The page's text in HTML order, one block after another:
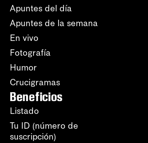
Apuntes del día
Apuntes de la semana
En vivo
Fotografía
Humor
Crucigramas
Beneficios
Listado
Tu ID (número de
suscripción)